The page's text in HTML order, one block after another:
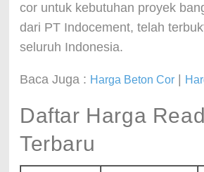
cor untuk kebutuhan proyek
dari PT Indocement, telah
seluruh Indonesia.
Baca Juga : Harga Beton Cor
Daftar Harga
Terbaru